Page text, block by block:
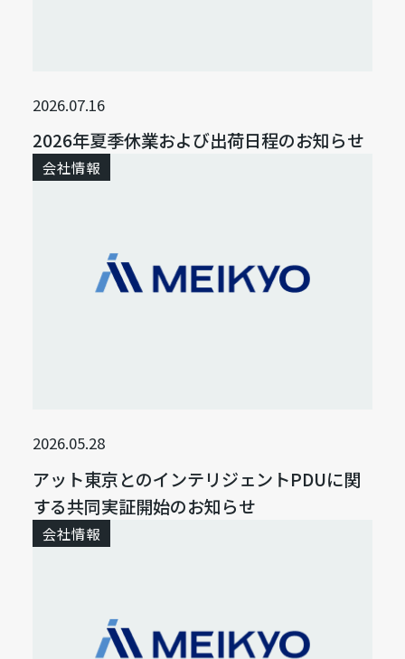
2026.07.16
2026年夏季休業および出荷日程のお知らせ
会社情報
2026.05.28
アット東京とのインテリジェントPDUに関
する共同実証開始のお知らせ
会社情報